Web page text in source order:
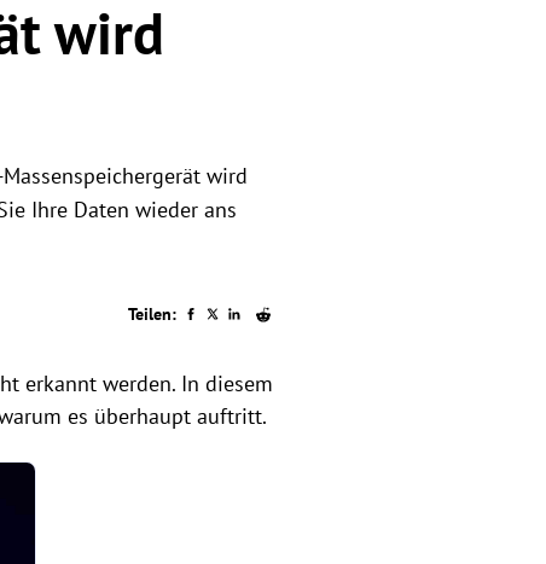
wird
wird
Ihre Daten wieder ans
Teilen:
erkannt werden. In diesem
es überhaupt auftritt.